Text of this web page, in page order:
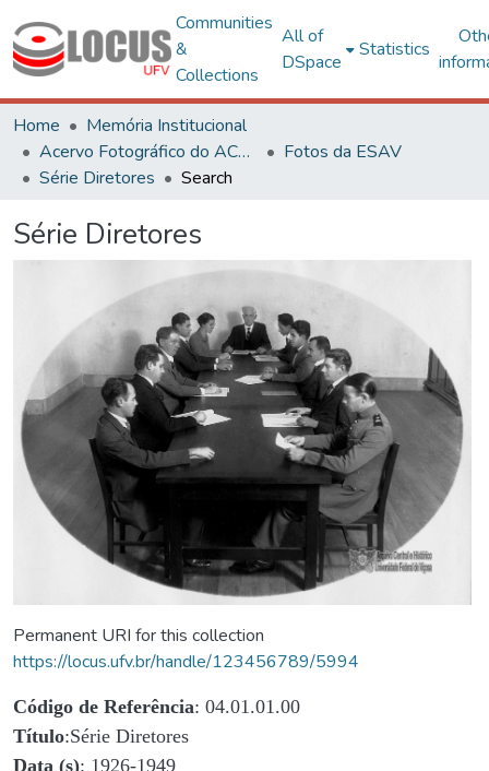
Communities
&
Collections
All of
DSpace
Statistics
Home
Memória Institucional
Acervo Fotográfico do ACH-UFV
Fotos da ESAV
Série Diretores
Search
Série Diretores
Permanent URI for this collection
https://locus.ufv.br/handle/123456789/5994
Código de Referência: 04.01.01.00
Título:Série Diretores
Data (s): 1926-1949